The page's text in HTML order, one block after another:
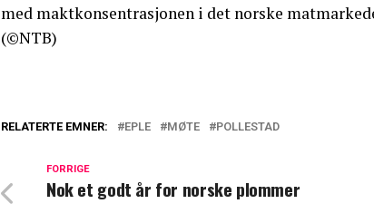
med maktkonsentrasjonen i det norske
(©NTB)
RELATERTE EMNER: EPLE MØTE POLLESTAD
FORRIGE
Nok et godt år for norske plommer